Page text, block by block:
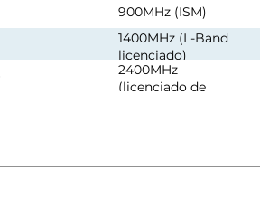
900MHz (ISM)
1400MHz (L-Band
licenciado)
2400MHz
(licenciado de